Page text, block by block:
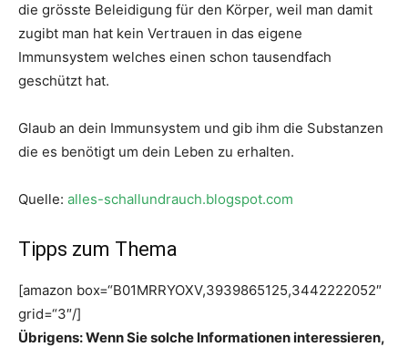
die grösste Beleidigung für den Körper, weil man damit
zugibt man hat kein Vertrauen in das eigene
Immunsystem welches einen schon tausendfach
geschützt hat.
Glaub an dein Immunsystem und gib ihm die Substanzen
die es benötigt um dein Leben zu erhalten.
Quelle: alles-schallundrauch.blogspot.com
Tipps zum Thema
[amazon box=“B01MRRYOXV,3939865125,3442222052″
grid=“3″/]
Übrigens: Wenn Sie solche Informationen interessieren,